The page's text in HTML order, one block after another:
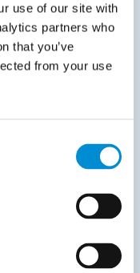
use of our site with
partners who
that you’ve
from your use
de
verifican